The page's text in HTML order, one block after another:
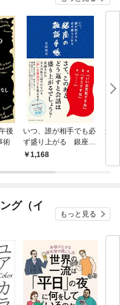
後
術
いつ、誰が相手でも必
ず盛り上がる 銀座の
雑談手帳
1,168
知
グ（イ
もっと見る